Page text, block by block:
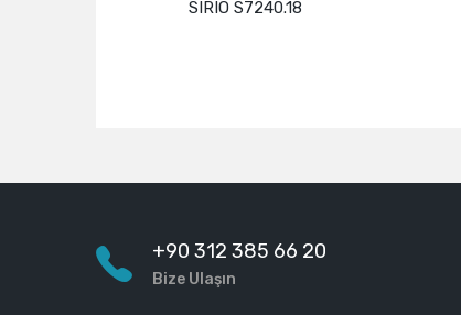
SIRIO S7240.18
+90 312 385 66 20
Bize Ulaşın